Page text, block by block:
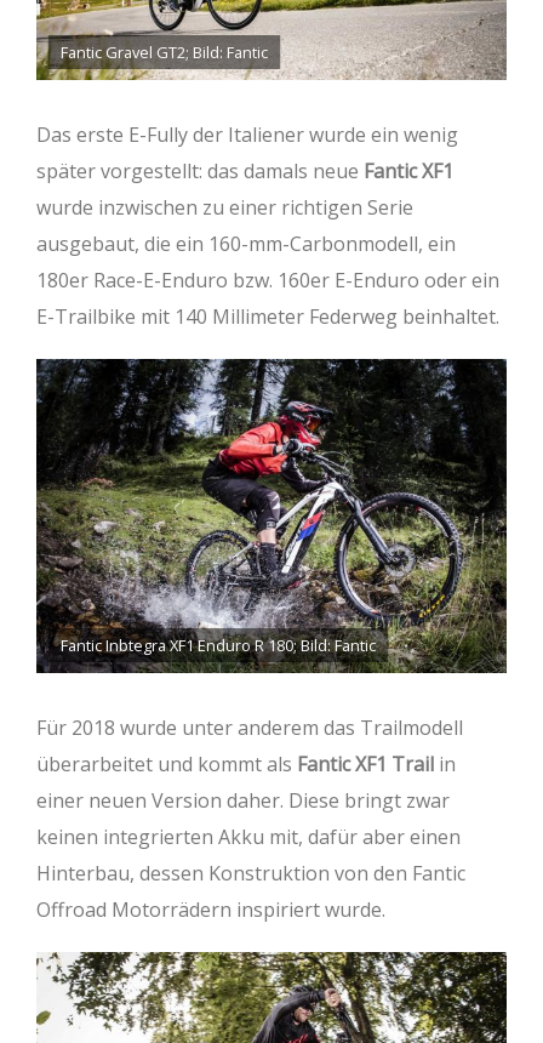
Fantic Gravel GT2; Bild: Fantic
Das erste E-Fully der Italiener wurde ein wenig
später vorgestellt: das damals neue Fantic XF1
wurde inzwischen zu einer richtigen Serie
ausgebaut, die ein 160-mm-Carbonmodell, ein
180er Race-E-Enduro bzw. 160er E-Enduro oder ein
E-Trailbike mit 140 Millimeter Federweg beinhaltet.
Fantic Inbtegra XF1 Enduro R 180; Bild: Fantic
Für 2018 wurde unter anderem das Trailmodell
überarbeitet und kommt als Fantic XF1 Trail in
einer neuen Version daher. Diese bringt zwar
keinen integrierten Akku mit, dafür aber einen
Hinterbau, dessen Konstruktion von den Fantic
Offroad Motorrädern inspiriert wurde.